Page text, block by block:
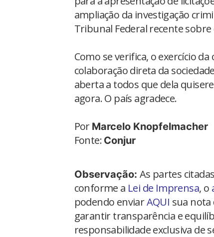
ampliação da investigação
Tribunal Federal recente sobre
Como se verifica, o exercício
colaboração direta da
aberta a todos que dela
agora. O país agradece.
Por Marcelo Knopfelmacher
Fonte: Conjur
Observação: As partes
conforme a Lei de Imprensa, o
podendo enviarAQUI sua nota
garantir transparência e
responsabilidade exclusiva de